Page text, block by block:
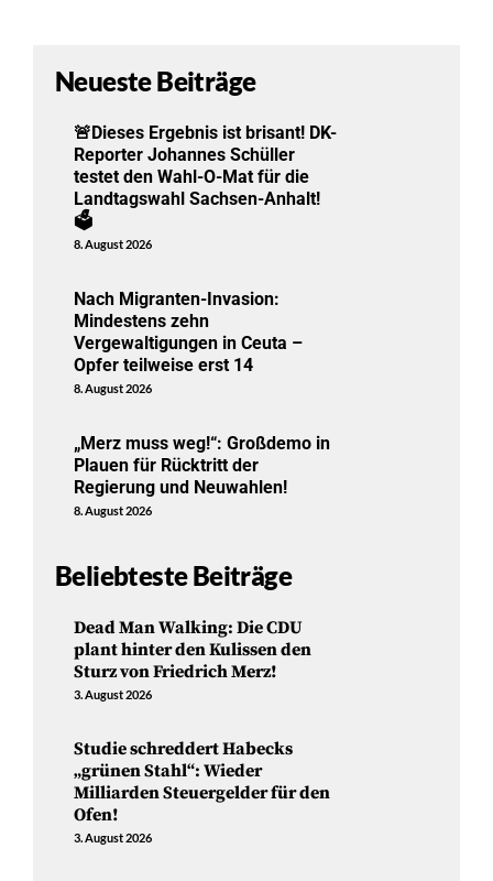
Neueste Beiträge
🚨Dieses Ergebnis ist brisant! DK-
Reporter Johannes Schüller
testet den Wahl-O-Mat für die
Landtagswahl Sachsen-Anhalt!
🗳️
8. August 2026
Nach Migranten-Invasion:
Mindestens zehn
Vergewaltigungen in Ceuta –
Opfer teilweise erst 14
8. August 2026
„Merz muss weg!“: Großdemo in
Plauen für Rücktritt der
Regierung und Neuwahlen!
8. August 2026
Beliebteste Beiträge
Dead Man Walking: Die CDU
plant hinter den Kulissen den
Sturz von Friedrich Merz!
3. August 2026
Studie schreddert Habecks
„grünen Stahl“: Wieder
Milliarden Steuergelder für den
Ofen!
3. August 2026